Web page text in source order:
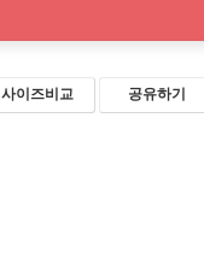
사이즈비교 공유하기